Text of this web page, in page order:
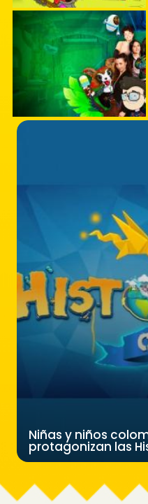
Niñas y niños
protagonizan las